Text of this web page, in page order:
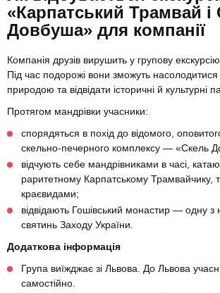
«Карпатський Трамвай і
Довбуша» для компанії
Компанія друзів вирушить у групову
Під час подорожі вони зможуть
природою та відвідати історичні й культурні
Протягом мандрівки учасники:
спорядяться в похід до відомого,
скельно-печерного комплексу — «Скель
відчують себе мандрівниками в часі,
раритетному Карпатському Трамвайчику,
краєвидами;
відвідають Гошівський монастир — одну з
святинь Заходу України.
Додаткова інформація
Група виїжджає зі Львова. До Львова
самостійно.